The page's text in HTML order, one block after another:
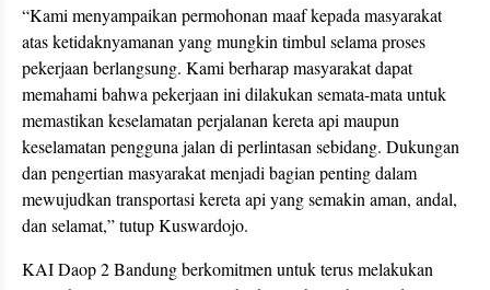
“Kami menyampaikan permohonan maaf kepada masyarakat
atas ketidaknyamanan yang mungkin timbul selama proses
pekerjaan berlangsung. Kami berharap masyarakat dapat
memahami bahwa pekerjaan ini dilakukan semata-mata untuk
memastikan keselamatan perjalanan kereta api maupun
keselamatan pengguna jalan di perlintasan sebidang. Dukungan
dan pengertian masyarakat menjadi bagian penting dalam
mewujudkan transportasi kereta api yang semakin aman, andal,
dan selamat,” tutup Kuswardojo.
KAI Daop 2 Bandung berkomitmen untuk terus melakukan